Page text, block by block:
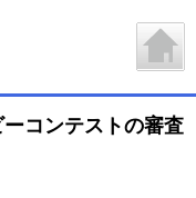
コンテストの審査